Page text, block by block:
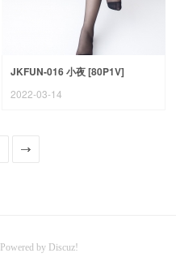
JKFUN-016 小夜 [80P1V]
2022-03-14
Powered by Discuz!